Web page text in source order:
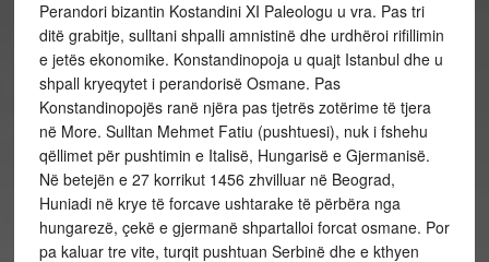
Perandori bizantin Kostandini XI Paleologu u vra. Pas tri
ditë grabitje, sulltani shpalli amnistinë dhe urdhëroi rifillimin
e jetës ekonomike. Konstandinopoja u quajt Istanbul dhe u
shpall kryeqytet i perandorisë Osmane. Pas
Konstandinopojës ranë njëra pas tjetrës zotërime të tjera
në More. Sulltan Mehmet Fatiu (pushtuesi), nuk i fshehu
qëllimet për pushtimin e Italisë, Hungarisë e Gjermanisë.
Në betejën e 27 korrikut 1456 zhvilluar në Beograd,
Huniadi në krye të forcave ushtarake të përbëra nga
hungarezë, çekë e gjermanë shpartalloi forcat osmane. Por
pa kaluar tre vite, turqit pushtuan Serbinë dhe e kthyen